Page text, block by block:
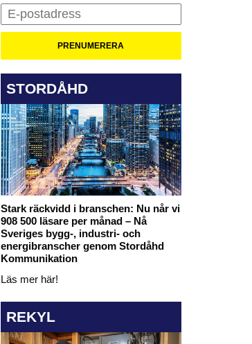
STORDÅHD
Stark räckvidd i branschen: Nu når vi
908 500 läsare per månad – Nå
Sveriges bygg-, industri- och
energibranscher genom Stordåhd
Kommunikation
Läs mer här!
REKYL